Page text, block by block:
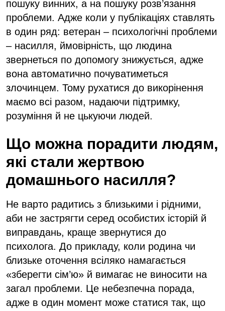
пошуку винних, а на пошуку розв’язання
проблеми. Адже коли у публікаціях ставлять
в один ряд: ветеран – психологічні проблеми
– насилля, ймовірність, що людина
звернеться по допомогу знижується, адже
вона автоматично почуватиметься
злочинцем. Тому рухатися до викорінення
маємо всі разом, надаючи підтримку,
розуміння й не цькуючи людей.
Що можна порадити людям,
які стали жертвою
домашнього насилля?
Не варто радитись з близькими і рідними,
аби не застрягти серед особистих історій й
виправдань, краще звернутися до
психолога. До прикладу, коли родина чи
близьке оточення всіляко намагається
«зберегти сім’ю» й вимагає не виносити на
загал проблеми. Це небезпечна порада,
адже в один момент може статися так, що